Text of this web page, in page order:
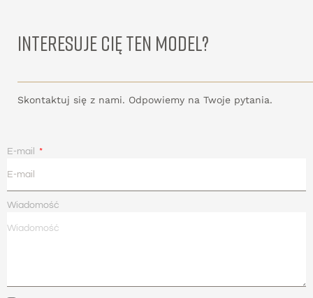
INTERESUJE CIĘ TEN MODEL?
Skontaktuj się z nami. Odpowiemy na Twoje pytania.
E-mail
Wiadomość